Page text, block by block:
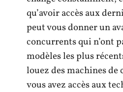
qu’avoir accès aux
peut vous donner un
concurrents qui n’ont
modèles les plus
louez des machines
vous avez accès aux